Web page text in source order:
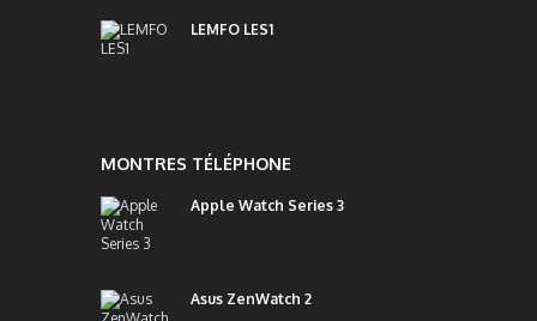
LEMFO LES1
MONTRES TÉLÉPHONE
Apple Watch Series 3
Asus ZenWatch 2